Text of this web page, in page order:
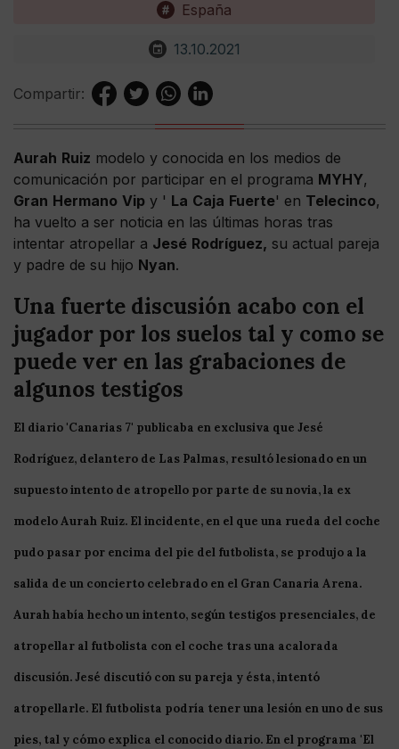
España
13.10.2021
Compartir:
Aurah Ruiz modelo y conocida en los medios de
comunicación por participar en el programa MYHY,
Gran Hermano Vip y ' La Caja Fuerte' en Telecinco,
ha vuelto a ser noticia en las últimas horas tras
intentar atropellar a Jesé Rodríguez, su actual pareja
y padre de su hijo Nyan.
Una fuerte discusión acabo con el
jugador por los suelos tal y como se
puede ver en las grabaciones de
algunos testigos
El diario 'Canarias 7' publicaba en exclusiva que Jesé
Rodríguez, delantero de Las Palmas, resultó lesionado en un
supuesto intento de atropello por parte de su novia, la ex
modelo Aurah Ruiz. El incidente, en el que una rueda del coche
pudo pasar por encima del pie del futbolista, se produjo a la
salida de un concierto celebrado en el Gran Canaria Arena.
Aurah había hecho un intento, según testigos presenciales, de
atropellar al futbolista con el coche tras una acalorada
discusión. Jesé discutió con su pareja y ésta, intentó
atropellarle. El futbolista podría tener una lesión en uno de sus
pies, tal y cómo explica el conocido diario. En el programa 'El